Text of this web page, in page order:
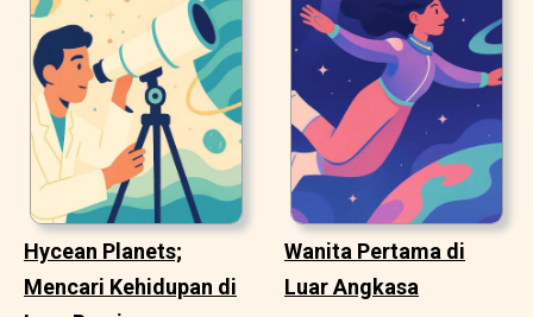
Hycean Planets;
Mencari Kehidupan di
Wanita Pertama di
Luar Angkasa